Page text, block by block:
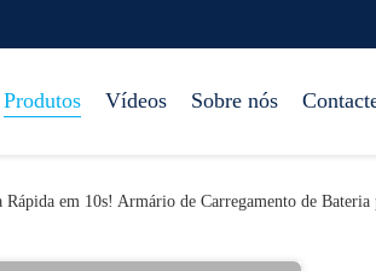
Produtos Vídeos Sobre nós
Rápida em 10s! Armário de Carregamento de